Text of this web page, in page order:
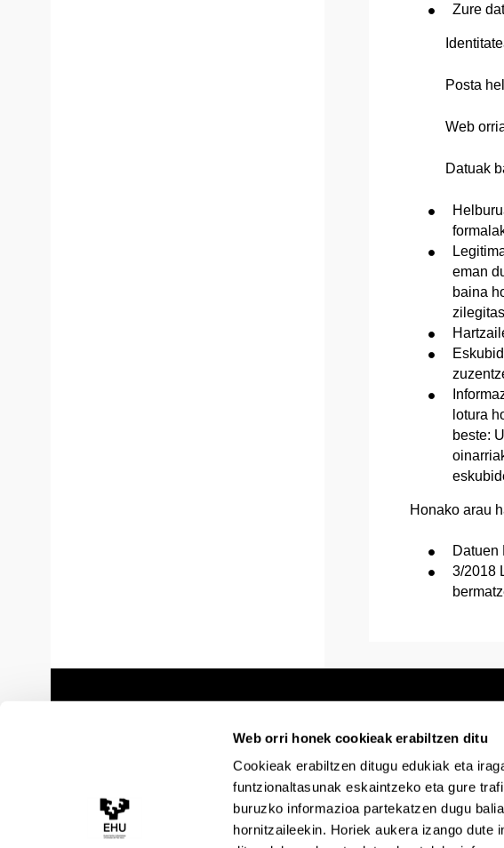
Web orri honek cookieak erabiltzen ditu
Cookieak erabiltzen ditugu edukiak eta
funtzionaltasunak eskaintzeko eta gure
buruzko informazioa partekatzen dugu
hornitzaileekin. Horiek aukera izango dute
Zure
Posta
Web
Datuak
eman
baina
lotura
beste:
Honako arau
Datuen
3/2018